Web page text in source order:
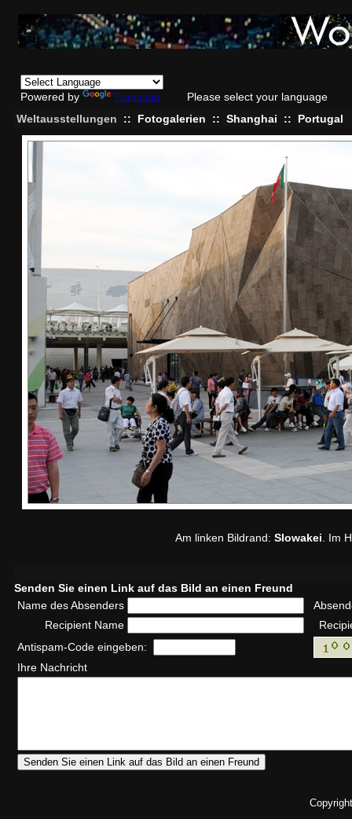
Powered by Translate
Please select your language
Weltausstellungen
:: Fotogalerien :: Shanghai :: Portugal
Am linken Bildrand: Slowakei . Im
Senden Sie einen Link auf das Bild an einen Freund
Name des Absenders
Recipient Name
Antispam-Code eingeben:
Ihre Nachricht